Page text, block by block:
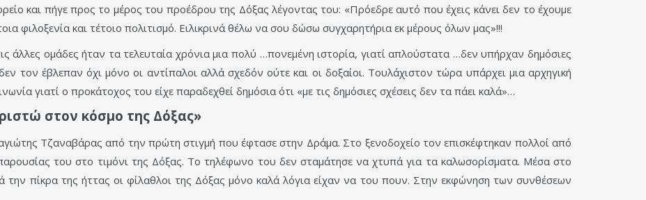
και πήγε προς το μέρος του προέδρου της Δόξας λέγοντας του: «Πρόεδρε αυτό που έχεις κάνει δεν το έχουμε
φιλοξενία και τέτοιο πολιτισμό. Ειλικρινά θέλω να σου δώσω συγχαρητήρια εκ μέρους όλων μας»!!!
άλλες ομάδες ήταν τα τελευταία χρόνια μια πολύ …πονεμένη ιστορία, γιατί απλούστατα …δεν υπήρχαν δημόσιες
τον έβλεπαν όχι μόνο οι αντίπαλοι αλλά σχεδόν ούτε και οι δοξαίοι. Τουλάχιστον τώρα υπάρχει μια αρχηγική
γιατί ο προκάτοχος του είχε παραδεχθεί δημόσια ότι «με τις δημόσιες σχέσεις δεν τα πάει καλά»…
στον κόσμο της Δόξας»
Τζαναβάρας από την πρώτη στιγμή που έφτασε στην Δράμα. Στο ξενοδοχείο τον επισκέφτηκαν πολλοί από
του στο τιμόνι της Δόξας. Το τηλέφωνο του δεν σταμάτησε να χτυπά για τα καλωσορίσματα. Μέσα στο
την πίκρα της ήττας οι φίλαθλοι της Δόξας μόνο καλά λόγια είχαν να του πουν. Στην εκφώνηση των συνθέσεων